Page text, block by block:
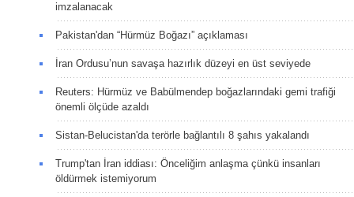
imzalanacak
Pakistan'dan “Hürmüz Boğazı” açıklaması
İran Ordusu’nun savaşa hazırlık düzeyi en üst seviyede
Reuters: Hürmüz ve Babülmendep boğazlarındaki gemi trafiği
önemli ölçüde azaldı
Sistan-Belucistan'da terörle bağlantılı 8 şahıs yakalandı
Trump'tan İran iddiası: Önceliğim anlaşma çünkü insanları
öldürmek istemiyorum